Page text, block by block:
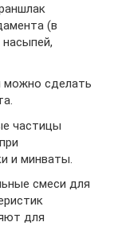
(в
можно сделать
частицы
и минваты.
смеси для
для